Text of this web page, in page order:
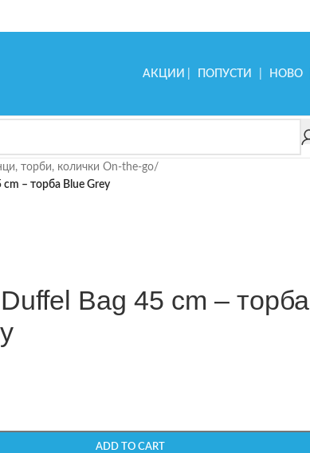
АКЦИИ ПОПУСТИ НОВО
торби, колички On-the-go/
cm – торба Blue Grey
Bag 45 cm – торба
ADD TO CART